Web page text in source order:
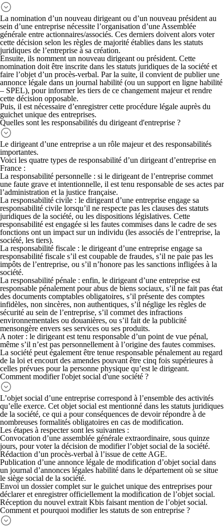
La nomination d’un nouveau dirigeant ou d’un nouveau président au
sein d’une entreprise nécessite l’organisation d’une Assemblée
générale entre actionnaires/associés. Ces derniers doivent alors voter
cette décision selon les règles de majorité établies dans les statuts
juridiques de l’entreprise à sa création.
Ensuite, ils nomment un nouveau dirigeant ou président. Cette
nomination doit être inscrite dans les statuts juridiques de la société et
faire l’objet d’un procès-verbal. Par la suite, il convient de publier une
annonce légale dans un journal habilité (ou un support en ligne habilité
– SPEL), pour informer les tiers de ce changement majeur et rendre
cette décision opposable.
Puis, il est nécessaire d’enregistrer cette procédure légale auprès du
guichet unique des entreprises.
Quelles sont les responsabilités du dirigeant d'entreprise ?
Le dirigeant d’une entreprise a un rôle majeur et des responsabilités
importantes.
Voici les quatre types de responsabilité d’un dirigeant d’entreprise en
France :
La responsabilité personnelle : si le dirigeant de l’entreprise commet
une faute grave et intentionnelle, il est tenu responsable de ses actes par
l’administration et la justice française.
La responsabilité civile : le dirigeant d’une entreprise engage sa
responsabilité civile lorsqu’il ne respecte pas les clauses des statuts
juridiques de la société, ou les dispositions législatives. Cette
responsabilité est engagée si les fautes commises dans le cadre de ses
fonctions ont un impact sur un individu (les associés de l’entreprise, la
société, les tiers).
La responsabilité fiscale : le dirigeant d’une entreprise engage sa
responsabilité fiscale s’il est coupable de fraudes, s’il ne paie pas les
impôts de l’entreprise, ou s’il n’honore pas les sanctions infligées à la
société.
La responsabilité pénale : enfin, le dirigeant d’une entreprise est
responsable pénalement pour abus de biens sociaux, s’il ne fait pas état
des documents comptables obligatoires, s’il présente des comptes
infidèles, non sincères, non authentiques, s’il néglige les règles de
sécurité au sein de l’entreprise, s’il commet des infractions
environnementales ou douanières, ou s’il fait de la publicité
mensongère envers ses services ou ses produits.
A noter : le dirigeant est tenu responsable d’un point de vue pénal,
même s’il n’est pas personnellement à l’origine des fautes commises.
La société peut également être tenue responsable pénalement au regard
de la loi et encourt des amendes pouvant être cinq fois supérieures à
celles prévues pour la personne physique qu’est le dirigeant.
Comment modifier l'objet social d'une société ?
L’objet social d’une entreprise correspond à l’ensemble des activités
qu’elle exerce. Cet objet social est mentionné dans les statuts juridiques
de la société, ce qui a pour conséquences de devoir répondre à de
nombreuses formalités obligatoires en cas de modification.
Les étapes à respecter sont les suivantes :
Convocation d’une assemblée générale extraordinaire, sous quinze
jours, pour voter la décision de modifier l’objet social de la société.
Rédaction d’un procès-verbal à l’issue de cette AGE.
Publication d’une annonce légale de modification d’objet social dans
un journal d’annonces légales habilité dans le département où se situe
le siège social de la société.
Envoi un dossier complet sur le guichet unique des entreprises pour
déclarer et enregistrer officiellement la modification de l’objet social.
Réception du nouvel extrait Kbis faisant mention de l’objet social.
Comment et pourquoi modifier les statuts de son entreprise ?